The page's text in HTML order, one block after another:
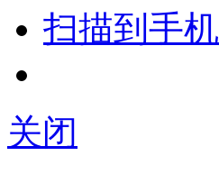
扫描到手机
关闭